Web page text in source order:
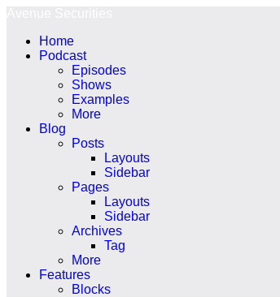
conteúdo
Home
Podcast
Episodes
Shows
Examples
More
Blog
Posts
Layouts
Sidebar
Pages
Layouts
Sidebar
Archives
Tag
More
Features
Blocks